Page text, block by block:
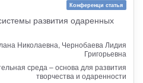
Конференци статья
развития одаренных
Николаевна, Чернобаева Лидия
Григорьевна
среда – основа для развития
творчества и одаренности